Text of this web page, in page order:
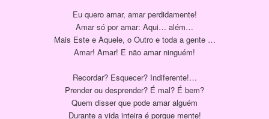
Eu quero amar, amar perdidamente!
Amar só por amar: Aqui… além…
Mais Este e Aquele, o Outro e toda a gente …
Amar! Amar! E não amar ninguém!
Recordar? Esquecer? Indiferente!…
Prender ou desprender? É mal? É bem?
Quem disser que pode amar alguém
Durante a vida inteira é porque mente!